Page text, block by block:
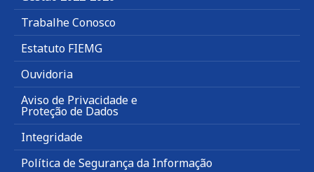
Trabalhe Conosco
Estatuto FIEMG
Ouvidoria
Aviso de Privacidade e
Proteção de Dados
Integridade
Política de Segurança da Informação